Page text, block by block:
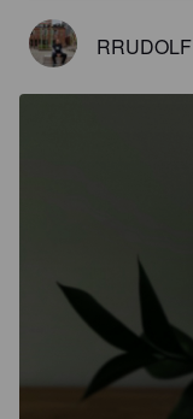
RRUDOLF